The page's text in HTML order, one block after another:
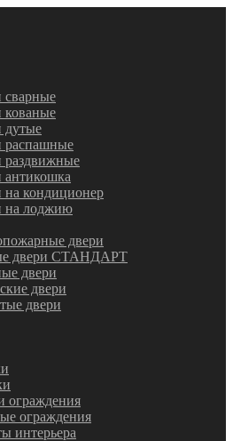
сварные
кованые
дутые
распашные
раздвижные
антикошка
на кондиционер
на лоджию
двери
двери СТАНДАРТ
двери
двери
двери
ограждения
ограждения
интерьера